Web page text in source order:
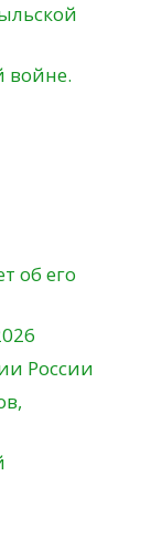
войне.
об его
России